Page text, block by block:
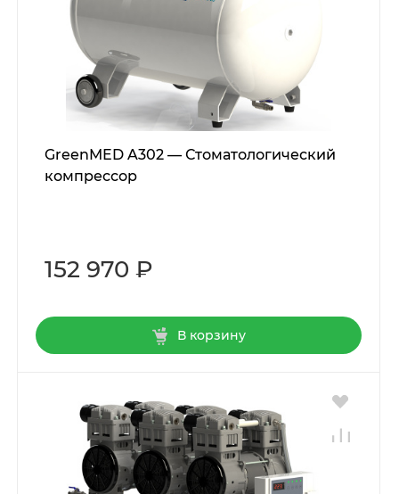
GreenMED A302 — Стоматологический
компрессор
152 970 ₽
В корзину